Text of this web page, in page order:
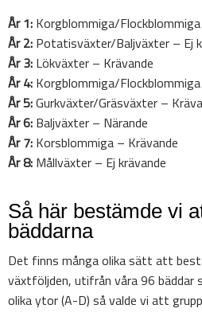
År 1: Korgblommiga/
År 2: Potatisväxter/Baljväxter – Ej
År 3: Lökväxter – Krävande
År 4: Korgblommiga/
År 5:Gurkväxter/Gräsväxter –
År 6: Baljväxter – Närande
År 7: Korsblommiga – Krävande
År 8: Mållväxter – Ej krävande
Så här bestämde vi
bäddarna
Det finns många olika sätt att
växtföljden, utifrån våra 96 bäddar
olika ytor (A-D) så valde vi att